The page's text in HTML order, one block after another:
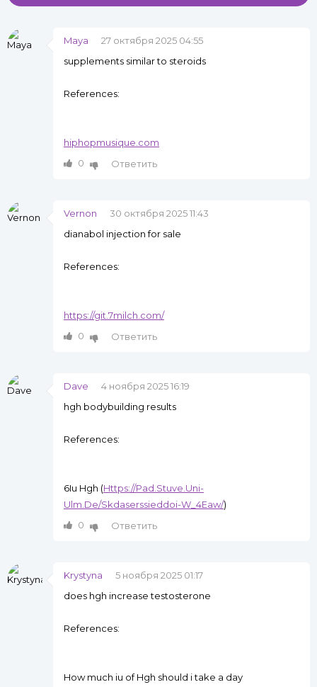
Maya
27 октября 2025 04:55
supplements similar to steroids
References:
hiphopmusique.com
0
Ответить
Vernon
30 октября 2025 11:43
dianabol injection for sale
References:
https://git.7milch.com/
0
Ответить
Dave
4 ноября 2025 16:19
hgh bodybuilding results
References:
6Iu Hgh (Https://Pad.Stuve.Uni-
Ulm.De/Skdaserssieddoi-W_4Eaw/)
0
Ответить
Krystyna
5 ноября 2025 01:17
does hgh increase testosterone
References:
How much iu of Hgh should i take a day